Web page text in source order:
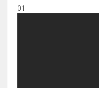
01